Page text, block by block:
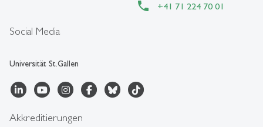
Social Media
Universität St.Gallen
+41 71 224 70 01
Akkreditierungen